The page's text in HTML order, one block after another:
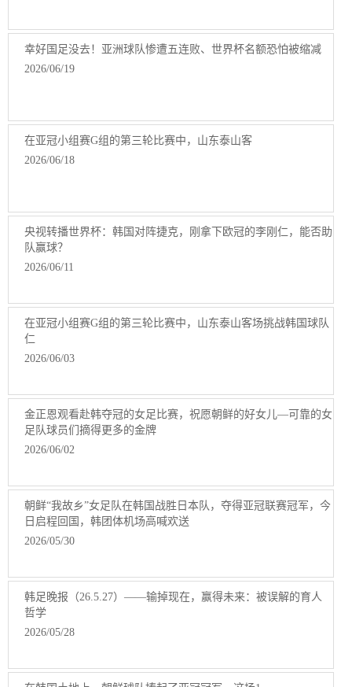
幸好国足没去！亚洲球队惨遭五连败、世界杯名额恐怕被缩减
2026/06/19
在亚冠小组赛G组的第三轮比赛中，山东泰山客
2026/06/18
央视转播世界杯：韩国对阵捷克，刚拿下欧冠的李刚仁，能否助
队赢球？
2026/06/11
在亚冠小组赛G组的第三轮比赛中，山东泰山客场挑战韩国球队
仁
2026/06/03
金正恩观看赴韩夺冠的女足比赛，祝愿朝鲜的好女儿—可靠的女
足队球员们摘得更多的金牌
2026/06/02
朝鲜“我故乡”女足队在韩国战胜日本队，夺得亚冠联赛冠军，今
日启程回国，韩团体机场高喊欢送
2026/05/30
韩足晚报（26.5.27）——输掉现在，赢得未来：被误解的育人
哲学
2026/05/28